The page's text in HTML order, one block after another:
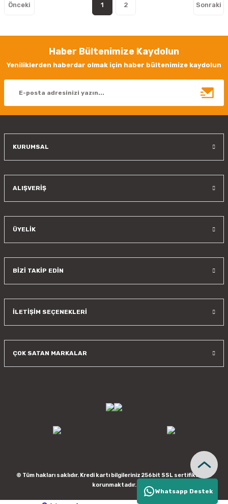
1 2
Haber Bültenimize Kaydolun
Yeniliklerden haberdar olmak için haber bültenimize kaydolun
KURUMSAL
ALIŞVERİŞ
ÜYELİK
BİZİ TAKİP EDİN
İLETİŞİM SEÇENEKLERİ
ÇOK SATAN MARKALAR
© Tüm hakları saklıdır. Kredi kartı bilgileriniz 256bit SSL sertifikası ile
korunmaktadır.
Whatsapp Destek